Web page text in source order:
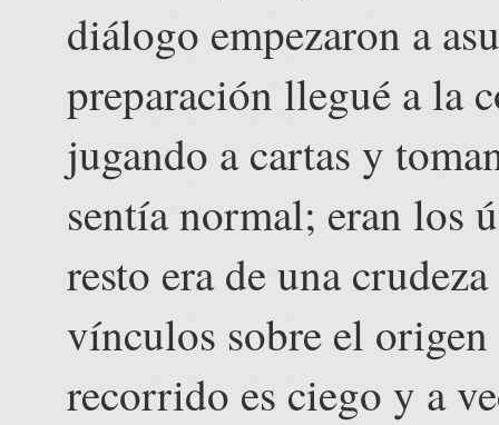
diálogo empezaron a
preparación llegué a la
jugando a cartas y
sentía normal; eran los
resto era de una
vínculos sobre el
recorrido es ciego y a